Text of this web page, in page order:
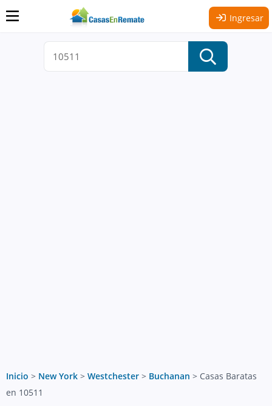
Ingresar
Inicio > New York > Westchester > Buchanan > Casas Baratas
en 10511